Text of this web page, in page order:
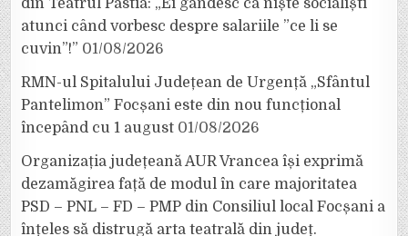
din Teatrul Pastia: „Ei gândesc ca niște socialiști
atunci când vorbesc despre salariile ”ce li se
cuvin”!” 01/08/2026
RMN-ul Spitalului Județean de Urgență „Sfântul
Pantelimon” Focșani este din nou funcțional
începând cu 1 august 01/08/2026
Organizația județeană AUR Vrancea își exprimă
dezamăgirea față de modul în care majoritatea
PSD – PNL – FD – PMP din Consiliul local Focșani a
înțeles să distrugă arta teatrală din județ.